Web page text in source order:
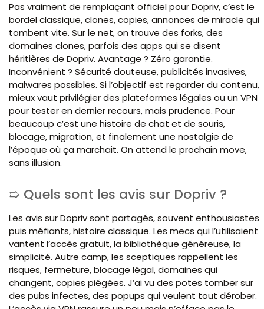
Pas vraiment de remplaçant officiel pour Dopriv, c’est le
bordel classique, clones, copies, annonces de miracle qui
tombent vite. Sur le net, on trouve des forks, des
domaines clones, parfois des apps qui se disent
héritières de Dopriv. Avantage ? Zéro garantie.
Inconvénient ? Sécurité douteuse, publicités invasives,
malwares possibles. Si l’objectif est regarder du contenu,
mieux vaut privilégier des plateformes légales ou un VPN
pour tester en dernier recours, mais prudence. Pour
beaucoup c’est une histoire de chat et de souris,
blocage, migration, et finalement une nostalgie de
l’époque où ça marchait. On attend le prochain move,
sans illusion.
Quels sont les avis sur Dopriv ?
Les avis sur Dopriv sont partagés, souvent enthousiastes
puis méfiants, histoire classique. Les mecs qui l’utilisaient
vantent l’accès gratuit, la bibliothèque généreuse, la
simplicité. Autre camp, les sceptiques rappellent les
risques, fermeture, blocage légal, domaines qui
changent, copies piégées. J’ai vu des potes tomber sur
des pubs infectes, des popups qui veulent tout dérober.